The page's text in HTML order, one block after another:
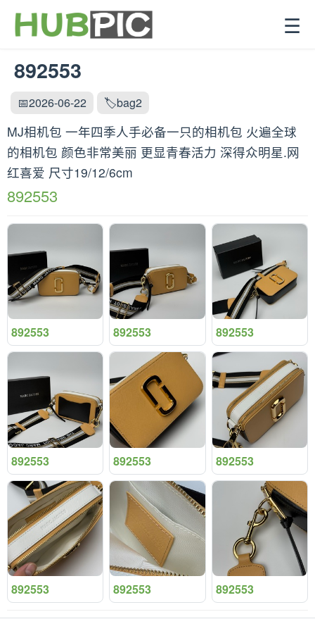
☰
892553
📅2026-06-22 🏷️bag2
MJ相机包 一年四季人手必备一只的相机包 火遍全球
的相机包 颜色非常美丽 更显青春活力 深得众明星.网
红喜爱 尺寸19/12/6cm
892553
892553 892553 892553
892553 892553 892553
892553 892553 892553